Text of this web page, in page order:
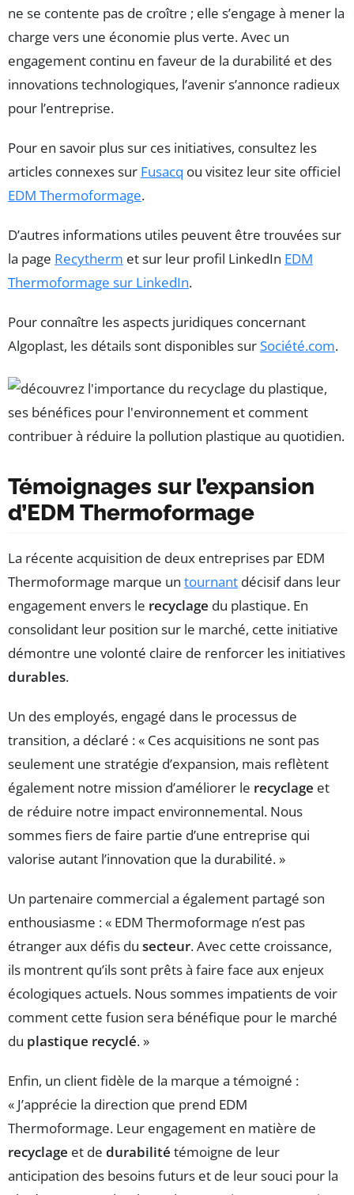
ne se contente pas de croître ; elle s’engage à mener la
charge vers une économie plus verte. Avec un
engagement continu en faveur de la durabilité et des
innovations technologiques, l’avenir s’annonce radieux
pour l’entreprise.
Pour en savoir plus sur ces initiatives, consultez les
articles connexes sur Fusacq ou visitez leur site officiel
EDM Thermoformage.
D’autres informations utiles peuvent être trouvées sur
la page Recytherm et sur leur profil LinkedIn EDM
Thermoformage sur LinkedIn.
Pour connaître les aspects juridiques concernant
Algoplast, les détails sont disponibles surSociété.com.
Témoignages sur l’expansion
d’EDM Thermoformage
La récente acquisition de deux entreprises par EDM
Thermoformage marque un tournant décisif dans leur
engagement envers le recyclage du plastique. En
consolidant leur position sur le marché, cette initiative
démontre une volonté claire de renforcer les initiatives
durables.
Un des employés, engagé dans le processus de
transition, a déclaré : « Ces acquisitions ne sont pas
seulement une stratégie d’expansion, mais reflètent
également notre mission d’améliorer le recyclage et
de réduire notre impact environnemental. Nous
sommes fiers de faire partie d’une entreprise qui
valorise autant l’innovation que la durabilité. »
Un partenaire commercial a également partagé son
enthousiasme : « EDM Thermoformage n’est pas
étranger aux défis du secteur. Avec cette croissance,
ils montrent qu’ils sont prêts à faire face aux enjeux
écologiques actuels. Nous sommes impatients de voir
comment cette fusion sera bénéfique pour le marché
du plastique recyclé. »
Enfin, un client fidèle de la marque a témoigné :
« J’apprécie la direction que prend EDM
Thermoformage. Leur engagement en matière de
recyclage et de durabilité témoigne de leur
anticipation des besoins futurs et de leur souci pour la